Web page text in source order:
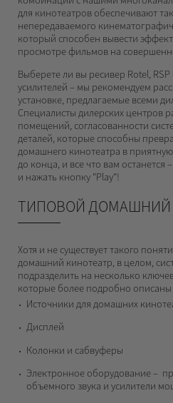
для кинотеатров обеспечивают
непередаваемого
который способен вывести
просмотре фильмов на
Выберете ли вы ресивер Rotel,
усилителей – мы рекомендуем
установке, предлагаемые всеми
Специалисты дилерских центров
помещений, согласованности
деталей, которые способны
домашнего кинотеатра в
до конца, и все что вам останется
и нажать кнопку "Play"!
ТИПОВОЙ ДОМАШНИЙ
Хотя и не существует такого
домашний кинотеатр, в целом,
подразделить на несколько
которые более подробно описаны
Источники для домашних
Дисплей
Колонки и сабвуферы
Электронное оборудование –
объемного звука и усилители